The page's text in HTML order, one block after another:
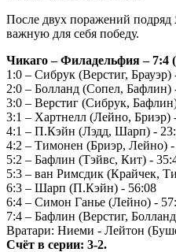
После двух поражений подряд
важную для себя победу.
Чикаго – Филадельфия – 7:4
1:0 – Сибрук (Верстиг, Брауэр)
2:0 – Болланд (Сопел, Бафлин)
3:0 – Верстиг (Сибрук,
3:1 – Хартнелл (Лейно, Бриэр)
4:1 – П.Кэйн (Лэдд, Шарп) -
4:2 – Тимонен (Бриэр, Лейно) -
5:2 – Бафлин (Тэйвс, Кит) -
5:3 – ван Римсдик (Крайчек,
6:3 – Шарп (П.Кэйн) - 56:08
6:4 – Симон Ганье (Лейно) -
7:4 – Бафлин (Верстиг,
Вратари: Ниеми - Лейтон
Счёт в серии: 3-2.